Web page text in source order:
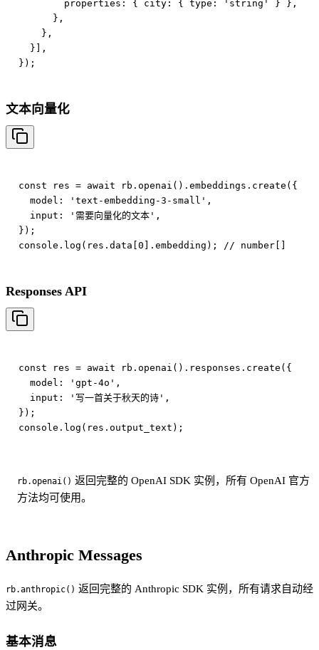
        properties: { city: { type: 'string' } },
      },
    },
  }],
文本向量化
const res = await rb.openai().embeddings.create({
  model: 'text-embedding-3-small',
  input: '需要向量化的文本',
});
Responses API
const res = await rb.openai().responses.create({
  model: 'gpt-4o',
  input: '写一首关于秋天的诗',
});
rb.openai() 返回完整的 OpenAI SDK 实例，所有 OpenAI 官方
方法均可使用。
Anthropic Messages
rb.anthropic() 返回完整的 Anthropic SDK 实例，所有请求自动经
过网关。
基本消息